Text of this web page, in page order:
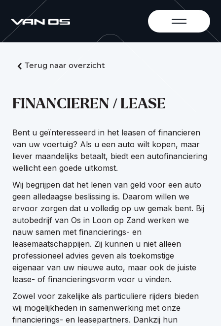
+31-416-365305
Adres
De Hoogt 12a
Terug naar overzicht
FINANCIEREN / LEASE
Bent u geïnteresseerd in het leasen of financieren
van uw voertuig? Als u een auto wilt kopen, maar
liever maandelijks betaalt, biedt een autofinanciering
wellicht een goede uitkomst.
Wij begrijpen dat het lenen van geld voor een auto
geen alledaagse beslissing is. Daarom willen we
ervoor zorgen dat u volledig op uw gemak bent. Bij
autobedrijf van Os in Loon op Zand werken we
nauw samen met financierings- en
leasemaatschappijen. Zij kunnen u niet alleen
professioneel advies geven als toekomstige
eigenaar van uw nieuwe auto, maar ook de juiste
lease- of financieringsvorm voor u vinden.
Zowel voor zakelijke als particuliere rijders bieden
wij mogelijkheden in samenwerking met onze
financierings- en leasepartners. Dankzij hun